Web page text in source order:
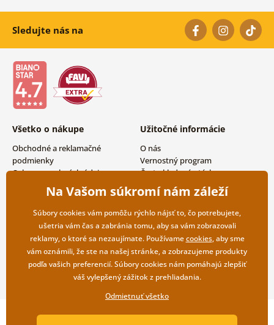
Sledujte nás na
Všetko o nákupe
Obchodné a reklamačné
podmienky
Ochrana osobných údajov
Možnosti dopravy a platby
Vrátenie tovaru
Užitočné informácie
O nás
Vernostný program
Často kladené otázky
Magazín
Kontakty
Veľkoobchodná spolupráca
Copyright ©2019 © Dovido.sk.
Na Vašom súkromí nám záleží
Súbory cookies vám pomôžu rýchlo nájsť to, čo potrebujete,
ušetria vám čas a zabránia tomu, aby sa vám zobrazovali
reklamy, o ktoré sa nezaujímate. Používamecookies, aby sme
vám oznámili, že ste na našej stránke, a zobrazujeme produkty
podľa vašich preferencií. Súbory cookies nám pomáhajú zlepšiť
váš vylepšený zážitok z prehliadania.
Odmietnuť všetko